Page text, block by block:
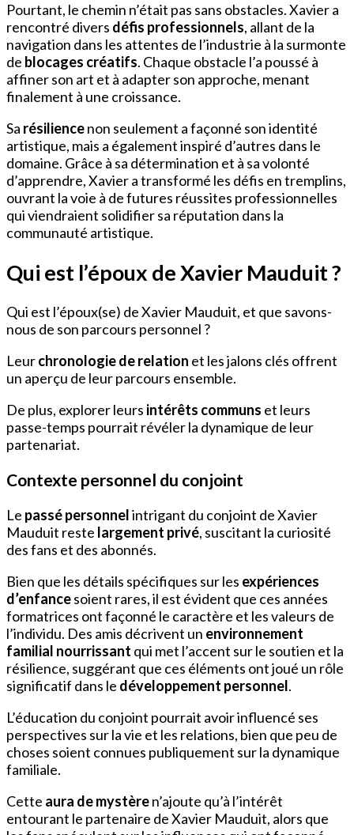
Pourtant, le chemin n’était pas sans obstacles. Xavier a
rencontré divers défis professionnels, allant de la
navigation dans les attentes de l’industrie à la surmonte
de blocages créatifs. Chaque obstacle l’a poussé à
affiner son art et à adapter son approche, menant
finalement à une croissance.
Sa résiliencenon seulement a façonné son identité
artistique, mais a également inspiré d’autres dans le
domaine. Grâce à sa détermination et à sa volonté
d’apprendre, Xavier a transformé les défis en tremplins,
ouvrant la voie à de futures réussites professionnelles
qui viendraient solidifier sa réputation dans la
communauté artistique.
Qui est l’époux de Xavier Mauduit ?
Qui est l’époux(se) de Xavier Mauduit, et que savons-
nous de son parcours personnel ?
Leurchronologie de relation et les jalons clés offrent
un aperçu de leur parcours ensemble.
De plus, explorer leurs intérêts communs et leurs
passe-temps pourrait révéler la dynamique de leur
partenariat.
Contexte personnel du conjoint
Le passé personnelintrigant du conjoint de Xavier
Mauduit reste largement privé, suscitant la curiosité
des fans et des abonnés.
Bien que les détails spécifiques sur les expériences
d’enfancesoient rares, il est évident que ces années
formatrices ont façonné le caractère et les valeurs de
l’individu. Des amis décrivent un environnement
familial nourrissant qui met l’accent sur le soutien et la
résilience, suggérant que ces éléments ont joué un rôle
significatif dans le développement personnel.
L’éducation du conjoint pourrait avoir influencé ses
perspectives sur la vie et les relations, bien que peu de
choses soient connues publiquement sur la dynamique
familiale.
Cette aura de mystèren’ajoute qu’à l’intérêt
entourant le partenaire de Xavier Mauduit, alors que